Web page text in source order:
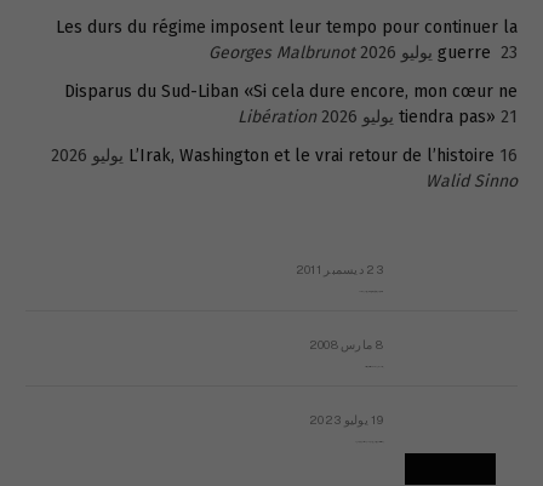
Les durs du régime imposent leur tempo pour continuer la
guerre 23 يوليو 2026
Georges Malbrunot
Disparus du Sud-Liban «Si cela dure encore, mon cœur ne
tiendra pas» 21 يوليو 2026
Libération
L’Irak, Washington et le vrai retour de l’histoire 16 يوليو 2026
Walid Sinno
23 ديسمبر 2011
8 مارس 2008
19 يوليو 2023